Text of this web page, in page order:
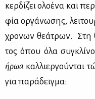
κερ­δί­ζει ολο­έ­να και
φία ορ­γά­νω­σης,
χρο­νων θε­ά­τρων. Στη
τος όπου όλα
ήρωα καλ­λιερ­γού­νται
για πα­ρά­δειγ­μα: